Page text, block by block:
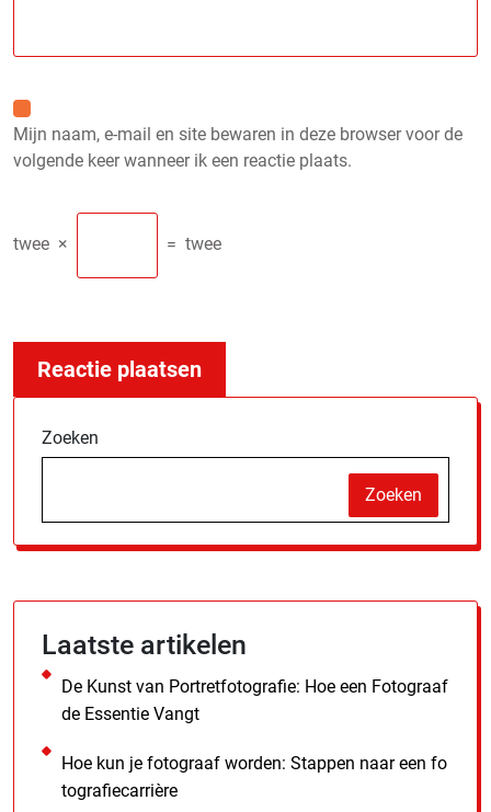
Mijn naam, e-mail en site bewaren in deze browser voor de
volgende keer wanneer ik een reactie plaats.
twee × = twee
Zoeken
Zoeken
Laatste artikelen
De Kunst van Portretfotografie: Hoe een Fotograaf
de Essentie Vangt
Hoe kun je fotograaf worden: Stappen naar een fo
tografiecarrière